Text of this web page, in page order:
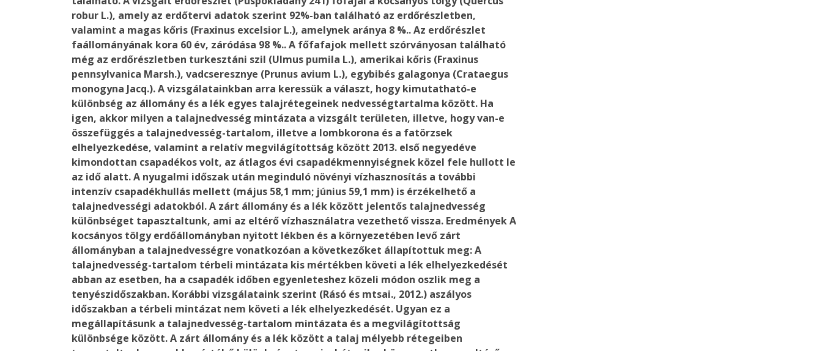
robur L.), amely az erdőtervi adatok szerint 92%-ban található az erdőrészletben,
valamint a magas kőris (Fraxinus excelsior L.), amelynek aránya 8 %.. Az erdőrészlet
faállományának kora 60 év, záródása 98 %.. A főfafajok mellett szórványosan található
még az erdőrészletben turkesztáni szil (Ulmus pumila L.), amerikai kőris (Fraxinus
pennsylvanica Marsh.), vadcseresznye (Prunus avium L.), egybibés galagonya (Crataegus
monogyna Jacq.). A vizsgálatainkban arra keressük a választ, hogy kimutatható-e
különbség az állomány és a lék egyes talajrétegeinek nedvességtartalma között. Ha
igen, akkor milyen a talajnedvesség mintázata a vizsgált területen, illetve, hogy van-e
összefüggés a talajnedvesség-tartalom, illetve a lombkorona és a fatörzsek
elhelyezkedése, valamint a relatív megvilágítottság között 2013. első negyedéve
kimondottan csapadékos volt, az átlagos évi csapadékmennyiségnek közel fele hullott le
az idő alatt. A nyugalmi időszak után meginduló növényi vízhasznosítás a további
intenzív csapadékhullás mellett (május 58,1 mm; június 59,1 mm) is érzékelhető a
talajnedvességi adatokból. A zárt állomány és a lék között jelentős talajnedvesség
különbséget tapasztaltunk, ami az eltérő vízhasználatra vezethető vissza. EredményekA
kocsányos tölgy erdőállományban nyitott lékben és a környezetében levő zárt
állományban a talajnedvességre vonatkozóan a következőket állapítottuk meg: A
talajnedvesség-tartalom térbeli mintázata kis mértékben követi a lék elhelyezkedését
abban az esetben, ha a csapadék időben egyenleteshez közeli módon oszlik meg a
tenyészidőszakban. Korábbi vizsgálataink szerint (Rásó és mtsai., 2012.) aszályos
időszakban a térbeli mintázat nem követi a lék elhelyezkedését. Ugyan ez a
megállapításunk a talajnedvesség-tartalom mintázata és a megvilágítottság
különbsége között. A zárt állomány és a lék között a talaj mélyebb rétegeiben